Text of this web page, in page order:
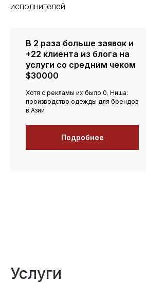
исполнителей
В 2 раза больше заявок и
+22 клиента из блога на
услуги со средним чеком
$30000
Хотя с рекламы их было 0. Ниша:
производство одежды для брендов
в Азии
Подробнее
Услуги